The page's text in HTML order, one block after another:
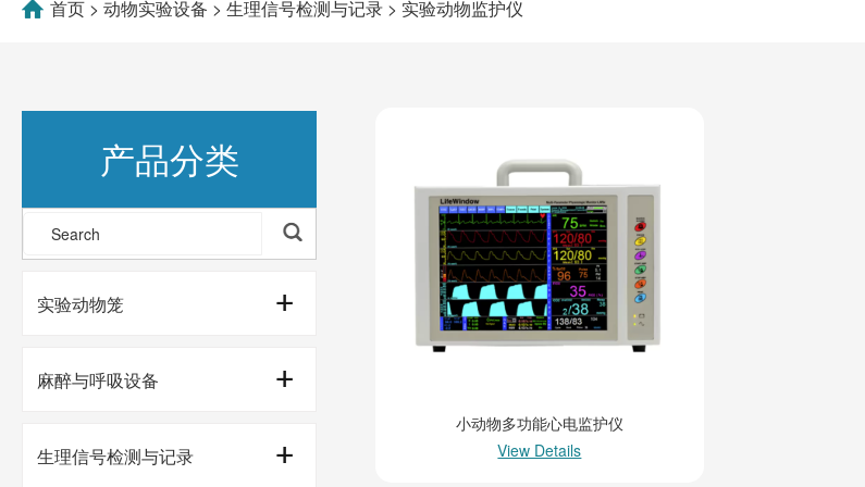
首页 > 动物实验设备 > 生理信号检测与记录 > 实验动物监护仪
产品分类
实验动物笼
中央排气通风笼盒系统(EVC)
独立独立通风笼盒系统（IVC)
麻醉与呼吸设备
实验动物麻醉机
生理信号检测与记录
小动物多功能心电监护仪
View Details